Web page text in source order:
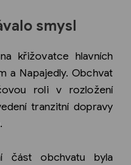
smysl
křižovatce hlavních
a Napajedly. Obchvat
roli v rozložení
tranzitní dopravy
část obchvatu byla